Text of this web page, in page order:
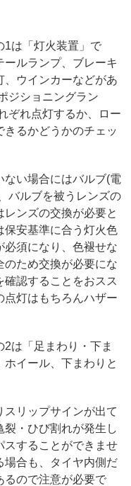
1は「灯火装置」で
ルランプ、ブレーキ
、ウインカーなどがあ
ジショニングラン
ぞれ点灯するか、ロー
きるかどうかのチェッ
い場合にはバルブ(電
バルブを被うレンズの
ンズの交換が必要と
保安基準に合う灯火色
必須になり、色褪せな
のため交換が必要にな
確認することをおスス
点灯はもちろんハザー
は「足まわり・下ま
イール、下まわりと
スリップサインが出て
・ひび割れが発生し
スすることができませ
場合も、タイヤ内側だ
るので注意が必要で